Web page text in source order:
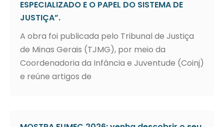
ESPECIALIZADO E O PAPEL DO SISTEMA DE
JUSTIÇA”.
A obra foi publicada pelo Tribunal de Justiça
de Minas Gerais (TJMG), por meio da
Coordenadoria da Infância e Juventude (Coinj)
e reúne artigos de